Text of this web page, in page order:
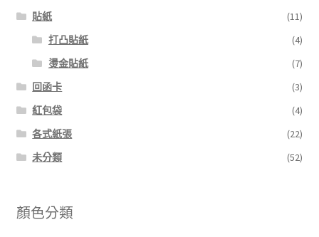
貼紙
(11)
打凸貼紙
(4)
燙金貼紙
(7)
回函卡
(3)
紅包袋
(4)
各式紙張
(22)
未分類
(52)
顏色分類